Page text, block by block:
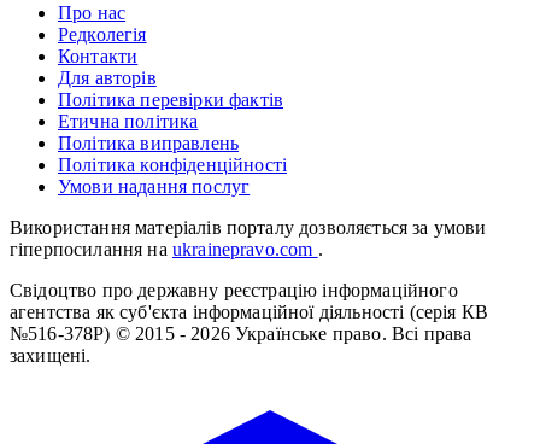
Про нас
Редколегія
Контакти
Для авторів
Політика перевірки фактів
Етична політика
Політика виправлень
Політика конфіденційності
Умови надання послуг
Використання матеріалів порталу дозволяється за умови
гіперпосилання на ukrainepravo.com .
Свідоцтво про державну реєстрацію інформаційного
агентства як суб'єкта інформаційної діяльності (серія КВ
№516-378Р) © 2015 - 2026 Українське право. Всі права
захищені.